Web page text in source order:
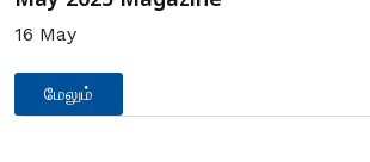
16 May
மேலும்